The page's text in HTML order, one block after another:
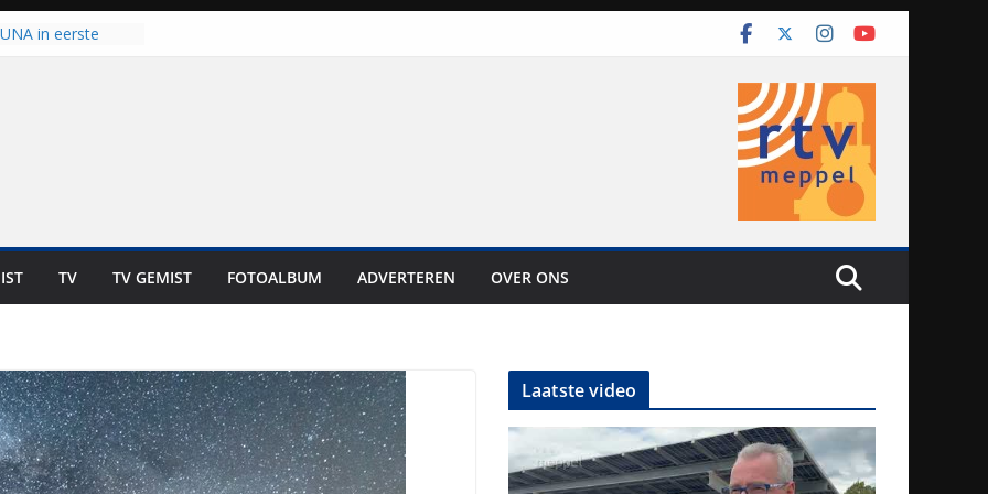
in eerste
is altijd een
internationale
voor de deur
TV TV GEMIST FOTOALBUM ADVERTEREN OVER ONS
Laatste video